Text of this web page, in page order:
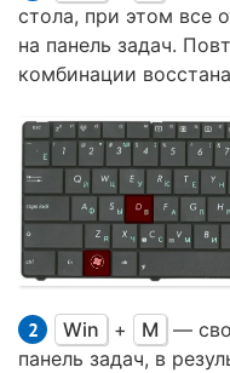
стола, при этом все
на панель задач.
комбинации
Win + M
—
панель задач, в